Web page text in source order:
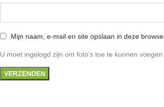
Mijn naam, e-mail en site opslaan in deze
U moet ingelogd zijn om foto's toe te kunnen voegen